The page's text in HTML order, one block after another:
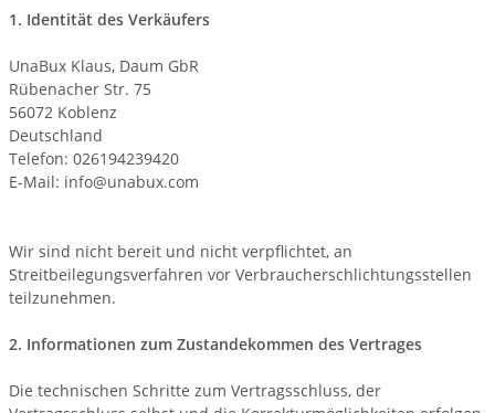
1. Identität des Verkäufers
UnaBux Klaus, Daum GbR
Rübenacher Str. 75
56072 Koblenz
Deutschland
Telefon: 026194239420
E-Mail: info@unabux.com
Wir sind nicht bereit und nicht verpflichtet, an
Streitbeilegungsverfahren vor Verbraucherschlichtungsstellen
teilzunehmen.
2. Informationen zum Zustandekommen des Vertrages
Die technischen Schritte zum Vertragsschluss, der